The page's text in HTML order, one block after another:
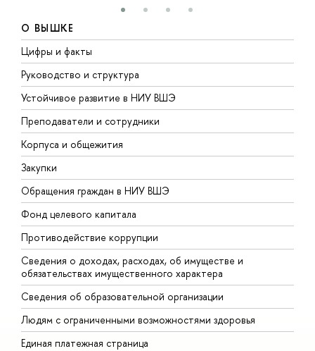
О ВЫШКЕ
Цифры и факты
Руководство и структура
Устойчивое развитие в НИУ ВШЭ
Преподаватели и сотрудники
Корпуса и общежития
Закупки
Обращения граждан в НИУ ВШЭ
Фонд целевого капитала
Противодействие коррупции
Сведения о доходах, расходах, об имуществе и
обязательствах имущественного характера
Сведения об образовательной организации
Людям с ограниченными возможностями здоровья
Единая платежная страница